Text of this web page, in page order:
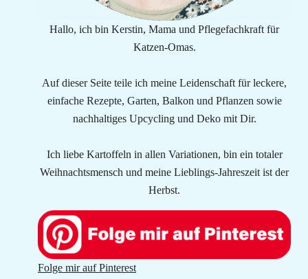
Hallo, ich bin Kerstin, Mama und Pflegefachkraft für
Katzen-Omas.
Auf dieser Seite teile ich meine Leidenschaft für leckere,
einfache Rezepte, Garten, Balkon und Pflanzen sowie
nachhaltiges Upcycling und Deko mit Dir.
Ich liebe Kartoffeln in allen Variationen, bin ein totaler
Weihnachtsmensch und meine Lieblings-Jahreszeit ist der
Herbst.
Folge mir auf Pinterest